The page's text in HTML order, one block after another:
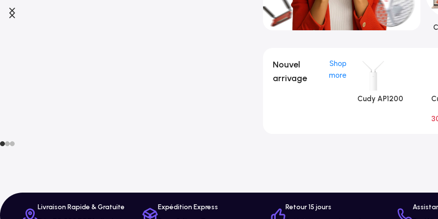
Nouvel
arrivage
Shop
more
Cudy AP1200
Livraison Rapide & Gratuite Expédition Express Retour 15 jours